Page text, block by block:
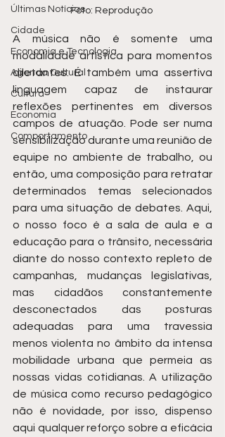
Últimas Notícias
Cidade
Economia e Tecnologia
Agenda Cultural
Cultura
Economia
Comportamento
Foto: Reprodução
A música não é somente uma
modalidade artística para momentos
diletantes. É também uma assertiva
linguagem capaz de instaurar
reflexões pertinentes em diversos
campos de atuação. Pode ser numa
sensibilização durante uma reunião de
equipe no ambiente de trabalho, ou
então, uma composição para retratar
determinados temas selecionados
para uma situação de debates. Aqui,
o nosso foco é a sala de aula e a
educação para o trânsito, necessária
diante do nosso contexto repleto de
campanhas, mudanças legislativas,
mas cidadãos constantemente
desconectados das posturas
adequadas para uma travessia
menos violenta no âmbito da intensa
mobilidade urbana que permeia as
nossas vidas cotidianas. A utilização
de música como recurso pedagógico
não é novidade, por isso, dispenso
aqui qualquer reforço sobre a eficácia